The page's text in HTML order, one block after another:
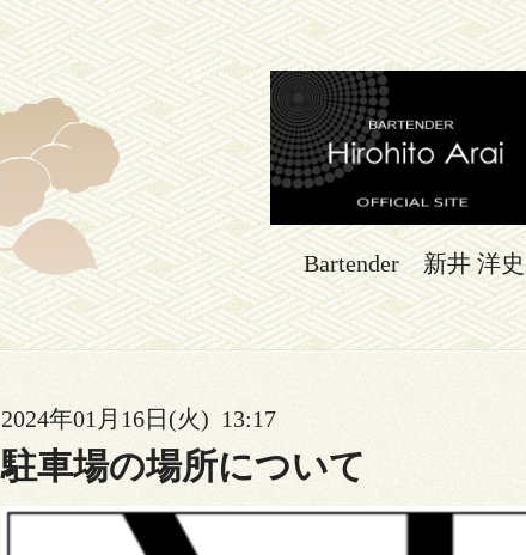
Bartender 新井 洋史
2024年01月16日(火) 13:17
駐車場の場所について